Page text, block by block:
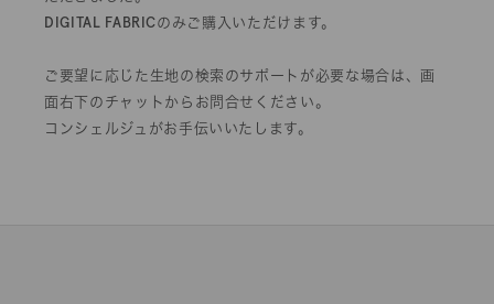
DIGITAL FABRICのみご購入いただけます。
ご要望に応じた生地の検索のサポートが必要な場合は、画
面右下のチャットからお問合せください。
コンシェルジュがお手伝いいたします。